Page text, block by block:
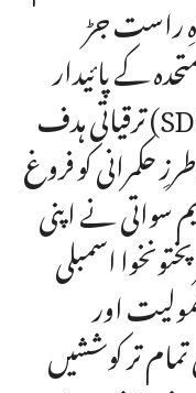
راست جڑ
کے پائیدار
ترقیاتی ہدف (SDG 16.7) کے مطابق ہیں، جس
حکمرانی کو فروغ
سواتی نے اپنی
اسمبلی
اور
تر کوششیں